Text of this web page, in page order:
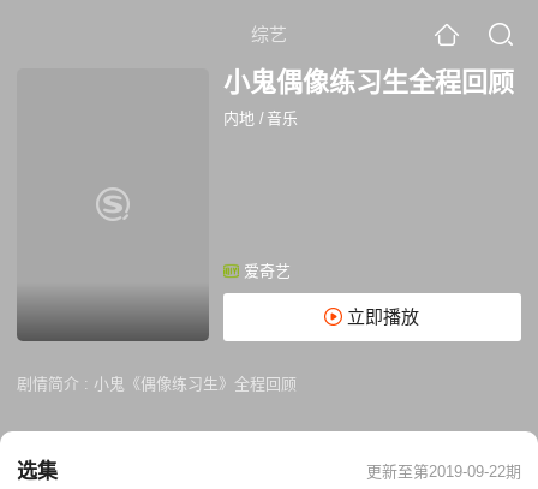
综艺
小鬼偶像练习生全程回顾
内地 / 音乐
爱奇艺
立即播放
剧情简介 : 小鬼《偶像练习生》全程回顾
选集 更新至第2019-09-22期